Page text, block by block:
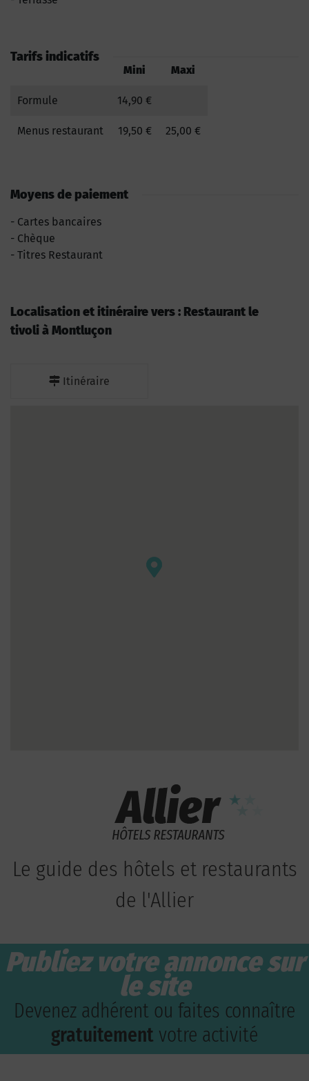
Tarifs indicatifs
Mini Maxi
Formule 14,90 €
Menus restaurant 19,50 € 25,00 €
Moyens de paiement
Cartes bancaires
Chèque
Titres Restaurant
Localisation et itinéraire vers : Restaurant le
tivoli à Montluçon
Itinéraire
Le guide des hôtels et restaurants
de l'Allier
Publiez votre annonce sur
le site
Devenez adhérent ou faites connaître
gratuitement votre activité